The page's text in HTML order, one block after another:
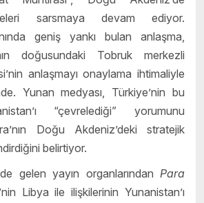
sarsmaya devam ediyor.
geniş yankı bulan anlaşma,
doğusundaki Tobruk merkezli
anlaşmayı onaylama ihtimaliyle
Yunan medyası, Türkiye’nin bu
“çevrelediği” yorumunu
Doğu Akdeniz’deki stratejik
belirtiyor.
gelen yayın organlarından Para
Libya ile ilişkilerinin Yunanistan’ı